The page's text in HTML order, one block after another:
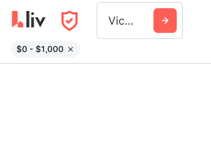
Victoria
$0 - $1,000